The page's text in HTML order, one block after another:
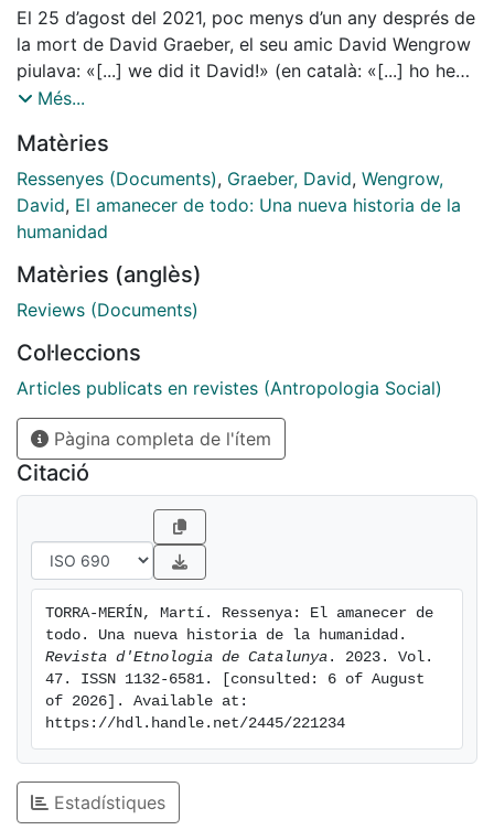
El 25 d’agost del 2021, poc menys d’un any després de
la mort de David Graeber, el seu amic David Wengrow
piulava: «[...] we did it David!» (en català: «[...] ho hem
fet, David!»), fent referència a la publicació d’un llibre
The Dawn of Everything: A New History of Humanity,
en el qual, a través de l’antropologia i l’arqueologia,
volien reformular la manera en què hem entès la
història de la humanitat a base de desmuntar els mites
hegemònica. Finalment, va sortir a la venda l’octubre
d’aquell mateix any.
Més...
Matèries
Ressenyes (Documents), Graeber, David, Wengrow,
David, El amanecer de todo: Una nueva historia de la
humanidad
Matèries (anglès)
Reviews (Documents)
Col·leccions
Articles publicats en revistes (Antropologia Social)
Pàgina completa de l'ítem
Citació
TORRA-MERÍN, Martí. Ressenya: El amanecer de
Revista d'Etnologia de Catalunya . 2023. Vol.
47. ISSN 1132-6581. [consulted: 6 of August
of 2026]. Available at:
https://hdl.handle.net/2445/221234
Estadístiques